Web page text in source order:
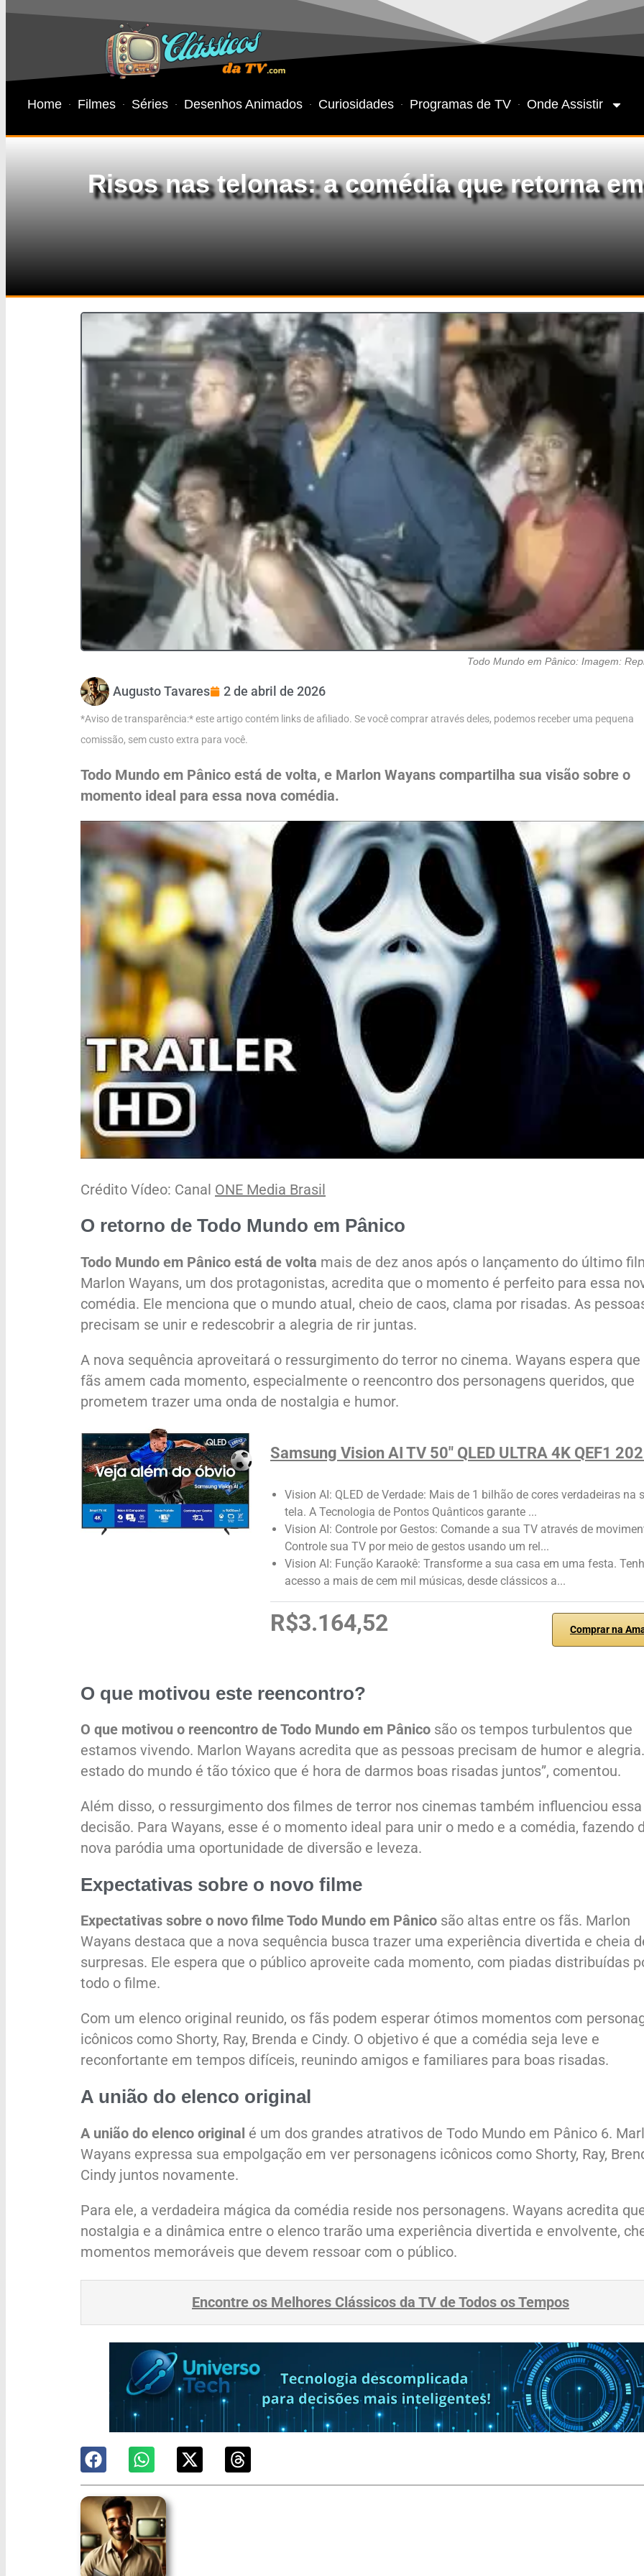
Home Filmes Séries Desenhos Animados Curiosidades Programas de TV Onde Assistir
Risos nas telonas: a comédia que retorna
Todo Mundo em Pânico: Imagem:
Augusto Tavares 2 de abril de 2026
*Aviso de transparência:* este artigo contém links de afiliado. Se você comprar através deles, podemos receber uma pequena
comissão, sem custo extra para você.
Todo Mundo em Pânico está de volta, e Marlon Wayans compartilha sua visão sobre o
momento ideal para essa nova comédia.
Crédito Vídeo: Canal ONE Media Brasil
O retorno de Todo Mundo em Pânico
Todo Mundo em Pânico está de volta mais de dez anos após o lançamento do último
Marlon Wayans, um dos protagonistas, acredita que o momento é perfeito para essa
comédia. Ele menciona que o mundo atual, cheio de caos, clama por risadas. As
precisam se unir e redescobrir a alegria de rir juntas.
A nova sequência aproveitará o ressurgimento do terror no cinema. Wayans espera que
fãs amem cada momento, especialmente o reencontro dos personagens queridos, que
prometem trazer uma onda de nostalgia e humor.
Samsung Vision AI TV 50" QLED ULTRA 4K QEF1
Vision AI: QLED de Verdade: Mais de 1 bilhão de cores verdadeiras na
tela. A Tecnologia de Pontos Quânticos garante ...
Vision AI: Controle por Gestos: Comande a sua TV através de
Controle sua TV por meio de gestos usando um rel...
Vision AI: Função Karaokê: Transforme a sua casa em uma festa.
acesso a mais de cem mil músicas, desde clássicos a...
R$3.164,52 Comprar na
O que motivou este reencontro?
O que motivou o reencontro de Todo Mundo em Pânico são os tempos turbulentos que
estamos vivendo. Marlon Wayans acredita que as pessoas precisam de humor e alegria.
estado do mundo é tão tóxico que é hora de darmos boas risadas juntos”, comentou.
Além disso, o ressurgimento dos filmes de terror nos cinemas também influenciou essa
decisão. Para Wayans, esse é o momento ideal para unir o medo e a comédia, fazendo
nova paródia uma oportunidade de diversão e leveza.
Expectativas sobre o novo filme
Expectativas sobre o novo filme Todo Mundo em Pânico são altas entre os fãs. Marlon
Wayans destaca que a nova sequência busca trazer uma experiência divertida e cheia
surpresas. Ele espera que o público aproveite cada momento, com piadas distribuídas
todo o filme.
Com um elenco original reunido, os fãs podem esperar ótimos momentos com
icônicos como Shorty, Ray, Brenda e Cindy. O objetivo é que a comédia seja leve e
reconfortante em tempos difíceis, reunindo amigos e familiares para boas risadas.
A união do elenco original
A união do elenco original é um dos grandes atrativos de Todo Mundo em Pânico 6.
Wayans expressa sua empolgação em ver personagens icônicos como Shorty, Ray,
Cindy juntos novamente.
Para ele, a verdadeira mágica da comédia reside nos personagens. Wayans acredita
nostalgia e a dinâmica entre o elenco trarão uma experiência divertida e envolvente,
momentos memoráveis que devem ressoar com o público.
Encontre os Melhores Clássicos da TV de Todos os Tempos